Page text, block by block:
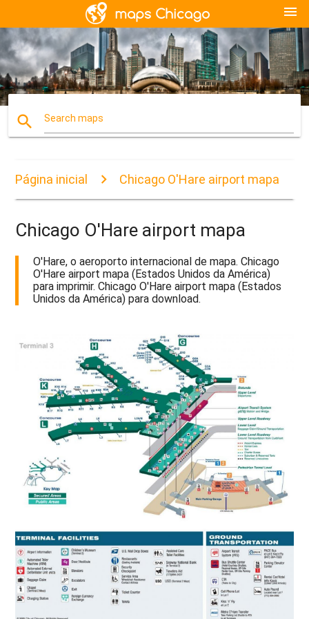
menu
search Search maps
Página inicial Chicago O'Hare airport mapa
Chicago O'Hare airport mapa
O'Hare, o aeroporto internacional de mapa. Chicago
O'Hare airport mapa (Estados Unidos da América)
para imprimir. Chicago O'Hare airport mapa (Estados
Unidos da América) para download.